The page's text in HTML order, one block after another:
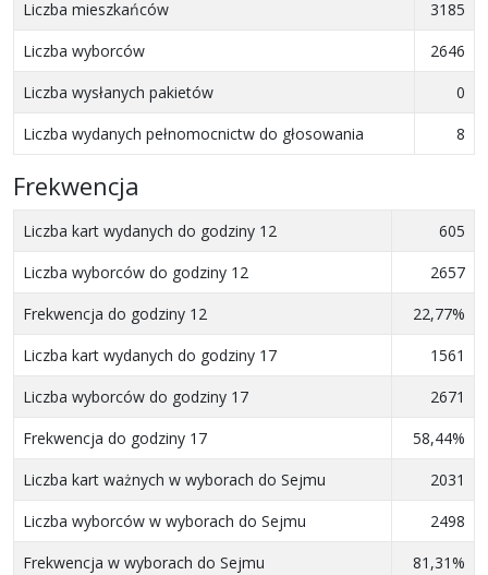
Liczba mieszkańców
3185
Liczba wyborców
2646
Liczba wysłanych pakietów
0
Liczba wydanych pełnomocnictw do głosowania
8
Frekwencja
Liczba kart wydanych do godziny 12
605
Liczba wyborców do godziny 12
2657
Frekwencja do godziny 12
22,77%
Liczba kart wydanych do godziny 17
1561
Liczba wyborców do godziny 17
2671
Frekwencja do godziny 17
58,44%
Liczba kart ważnych w wyborach do Sejmu
2031
Liczba wyborców w wyborach do Sejmu
2498
Frekwencja w wyborach do Sejmu
81,31%